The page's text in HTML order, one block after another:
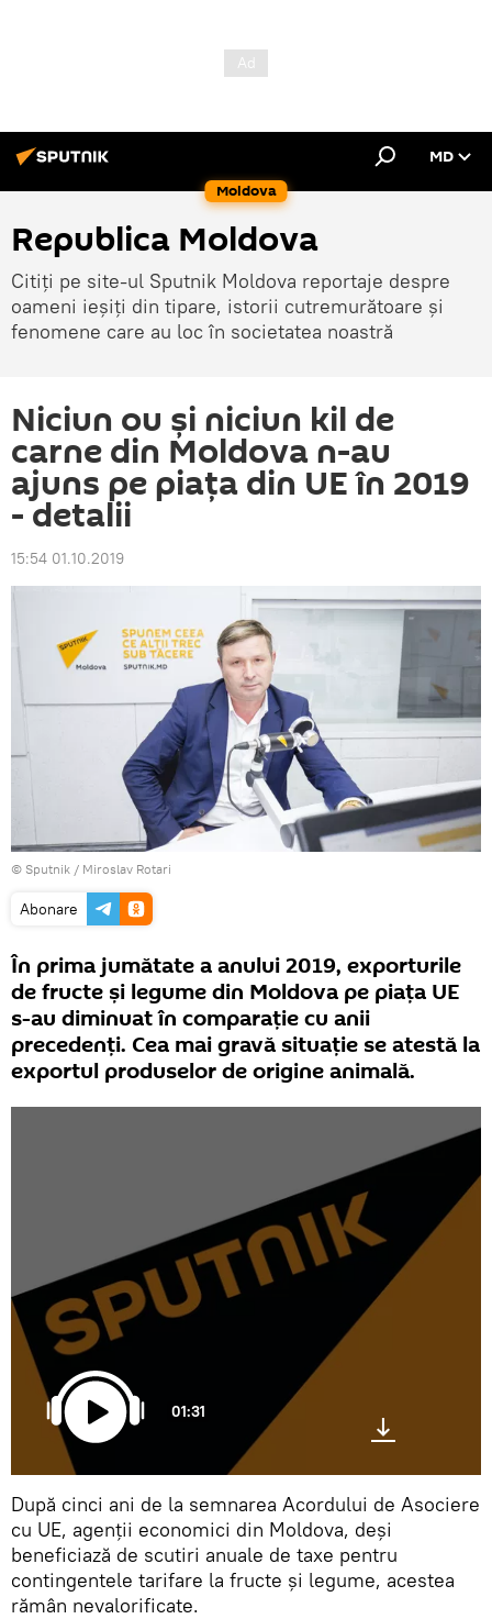
Moldova
MD
Republica Moldova
Citiți pe site-ul Sputnik Moldova reportaje despre
oameni ieșiți din tipare, istorii cutremurătoare și
fenomene care au loc în societatea noastră
Niciun ou și niciun kil de
carne din Moldova n-au
ajuns pe piața din UE în 2019
- detalii
15:54 01.10.2019
© Sputnik / Miroslav Rotari
Abonare
În prima jumătate a anului 2019, exporturile
de fructe și legume din Moldova pe piața UE
s-au diminuat în comparație cu anii
precedenți. Cea mai gravă situație se atestă la
exportul produselor de origine animală.
01:31
După cinci ani de la semnarea Acordului de Asociere
cu UE, agenții economici din Moldova, deși
beneficiază de scutiri anuale de taxe pentru
contingentele tarifare la fructe și legume, acestea
rămân nevalorificate.